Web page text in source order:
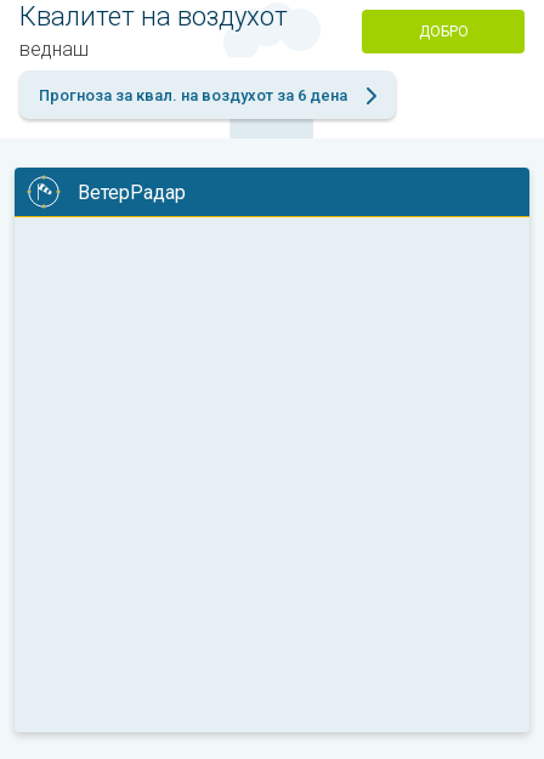
Квалитет на воздухот
веднаш
ДОБРО
Прогноза за квал. на воздухот за 6 дена
ВетерРадар